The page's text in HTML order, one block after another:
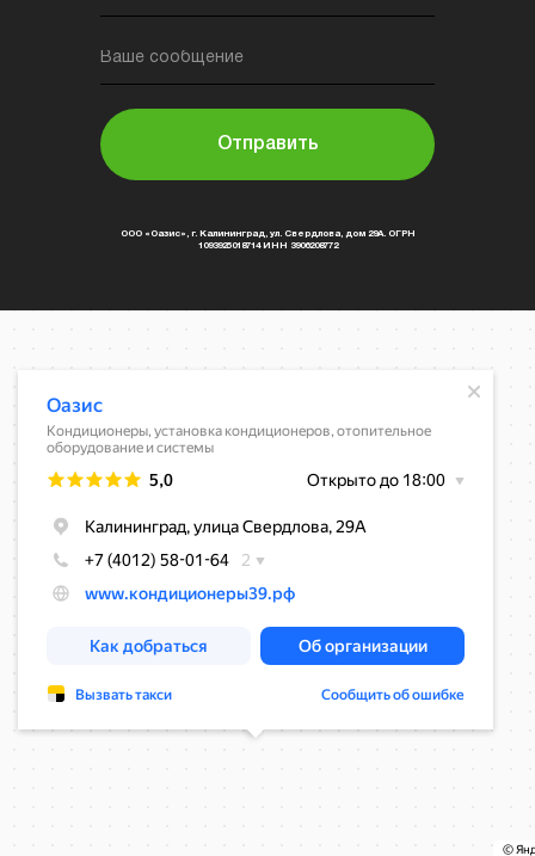
Ваше сообщение
Отправить
ООО «Оазис», г. Калининград, ул. Свердлова, дом 29А. ОГРН
1093925018714 ИНН 3906208772